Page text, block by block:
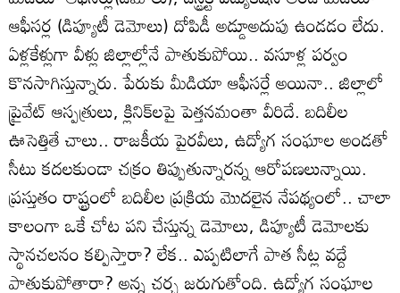
ఆఫీసర్ల (డిప్యూటీ డెమోలు) దోపిడీ అడ్డూఅదుపు ఉండడం లేదు.
ఏళ్లకేళ్లుగా వీళ్లు జిల్లాల్లోనే పాతుకుపోయి.. వసూళ్ల పర్వం
కొనసాగిస్తున్నారు. పేరుకు మీడియా ఆఫీసర్లే అయినా.. జిల్లాలో
ప్రైవేట్‌ ఆస్పత్రులు, క్లినిక్‌లపై పెత్తనమంతా వీరిదే. బదిలీల
ఊసెత్తితే చాలు.. రాజకీయ పైరవీలు, ఉద్యోగ సంఘాల అండతో
సీటు కదలకుండా చక్రం తిప్పుతున్నారన్న ఆరోపణలున్నాయి.
ప్రస్తుతం రాష్ట్రంలో బదిలీల ప్రక్రియ మొదలైన నేపథ్యంలో.. చాలా
కాలంగా ఒకే చోట పని చేస్తున్న డెమోలు, డిప్యూటీ డెమోలకు
స్థానచలనం కల్పిస్తారా? లేక.. ఎప్పటిలాగే పాత సీట్ల వద్దే
పాతుకుపోతారా? అన్న చర్చ జరుగుతోంది. ఉద్యోగ సంఘాల